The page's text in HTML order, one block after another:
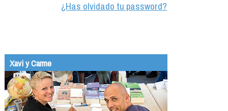
¿Has olvidado tu password?
Xavi y Carme